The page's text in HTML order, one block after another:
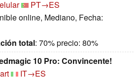
PT→ES
online, Mediano, Fecha:
total: 70% precio: 80%
10 Pro: Convincente!
IT→ES